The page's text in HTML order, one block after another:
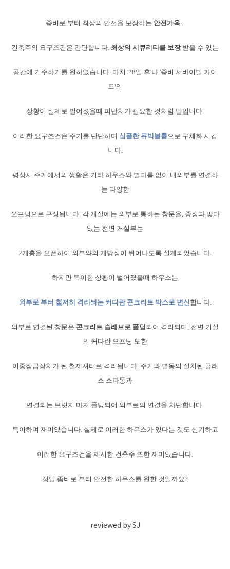
좀비로 부터 최상의 안전을 보장하는 안전가옥...
건축주의 요구조건은 간단합니다. 최상의 시큐리티를 보장받을 수 있는
공간에 거주하기를 원하였습니다. 마치 '28일 후'나 '좀비 서바이벌 가이
드'의
상황이 실제로 벌어졌을때 피난처가 필요한 것처럼 말입니다.
이러한 요구조건은 주거를 단단하며 심플한 큐빅볼륨으로 구체화 시킵
니다.
평상시 주거에서의 생활은 기타 하우스와 별다름 없이 내외부를 연결하
는 다양한
오프닝으로 구성됩니다. 각 개실에는 외부로 통하는 창문을, 중정과 맞다
있는 전면 거실부는
2개층을 오픈하여 외부와의 개방성이 뛰어나도록 설계되었습니다.
하지만 특이한 상황이 벌어졌을때 하우스는
외부로 부터 철저히 격리되는 커다란 콘크리트 박스로 변신합니다.
외부로 연결된 창문은 콘크리트 슬래브로 폴딩되어 격리되며, 전면 거실
의 커다란 오프닝 또한
이중잠금장치가 된 철제셔터로 격리됩니다. 주거와 별동의 설치된 글래
스 스파동과
연결되는 브릿지 마져 폴딩되어 외부로의 연결을 차단합니다.
특이하며 재미있습니다. 실제로 이러한 하우스가 있다는 것도 신기하고
이러한 요구조건을 제시한 건축주 또한 재미있습니다.
정말 좀비로 부터 안전한 하우스를 원한 것일까요?
reviewed by SJ